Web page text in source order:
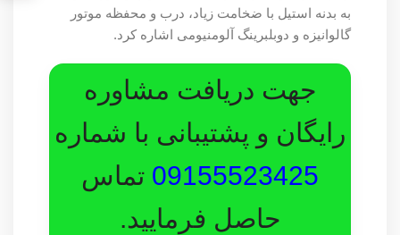
به بدنه استیل با ضخامت زیاد، درب و محفظه موتور
گالوانیزه و دوبلبرینگ آلومنیومی اشاره کرد.
جهت دریافت مشاوره
رایگان و پشتیبانی با شماره
09155523425 تماس
حاصل فرمایید.